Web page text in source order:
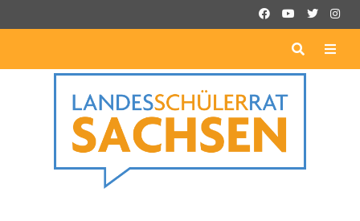
zum